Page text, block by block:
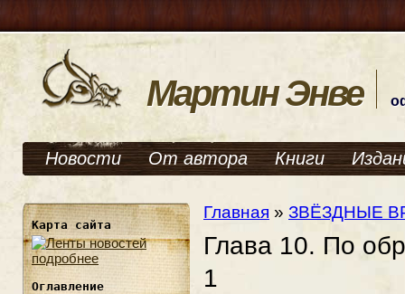
Мартин Энве
Новости От автора Книги
Карта сайта
подробнее
Оглавление
Главная » ЗВЁЗДНЫЕ
Глава 10. По
1